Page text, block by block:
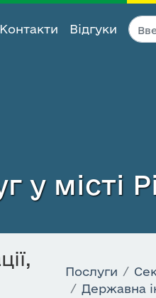
Контакти Відгуки
у місті
Послуги
Державна